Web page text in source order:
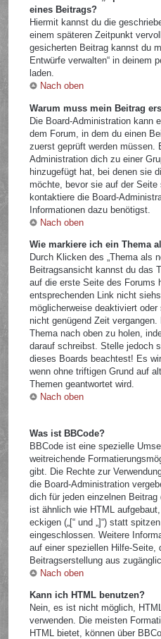
eines Beitrags?
Hiermit kannst du die
einem späteren Zeitpunkt
gesicherten Beitrag kannst du
Entwürfe verwalten“ in deinem
laden.
Nach oben
Warum muss mein Beitrag
Die Board-Administration kann
dem Forum, in dem du einen
zuerst geprüft werden
Administration dich zu einer
hinzugefügt hat, bei denen sie
möchte, bevor sie auf der
kontaktiere die Board-
Informationen dazu benötigst.
Nach oben
Wie markiere ich ein Thema
Durch Klicken des „Thema als
Beitragsansicht kannst du das
auf die erste Seite des Forums
entsprechenden Link nicht
möglicherweise deaktiviert
nicht genügend Zeit
Thema nach oben zu holen,
darauf schreibst. Stelle jedoch
dieses Boards beachtest! Es
wenn ohne triftigen Grund auf
Themen geantwortet wird.
Nach oben
Was ist BBCode?
BBCode ist eine spezielle
weitreichende
gibt. Die Rechte zur
die Board-Administration
dich für jeden einzelnen
ist ähnlich wie HTML
eckigen („[“ und „]“) statt
eingeschlossen. Weitere
auf einer speziellen Hilfe-Seite,
Beitragserstellung aus
Nach oben
Kann ich HTML benutzen?
Nein, es ist nicht möglich,
verwenden. Die meisten
HTML bietet, können über